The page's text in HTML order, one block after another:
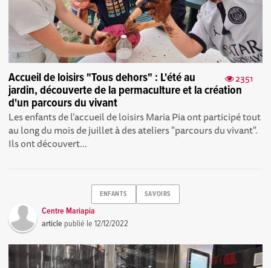
2351
Accueil de loisirs "Tous dehors" : L'été au
jardin, découverte de la permaculture et la création
d'un parcours du vivant
Les enfants de l’accueil de loisirs Maria Pia ont participé tout
au long du mois de juillet à des ateliers "parcours du vivant".
Ils ont découvert...
ENFANTS SAVOIRS
Centre Mariapia
article publié le12/12/2022